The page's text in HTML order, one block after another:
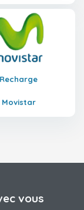
Recharge
Movistar
vous